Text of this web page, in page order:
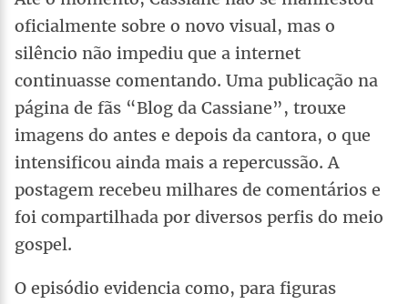
oficialmente sobre o novo visual, mas o
silêncio não impediu que a internet
continuasse comentando. Uma publicação na
página de fãs “Blog da Cassiane”, trouxe
imagens do antes e depois da cantora, o que
intensificou ainda mais a repercussão. A
postagem recebeu milhares de comentários e
foi compartilhada por diversos perfis do meio
gospel.
O episódio evidencia como, para figuras